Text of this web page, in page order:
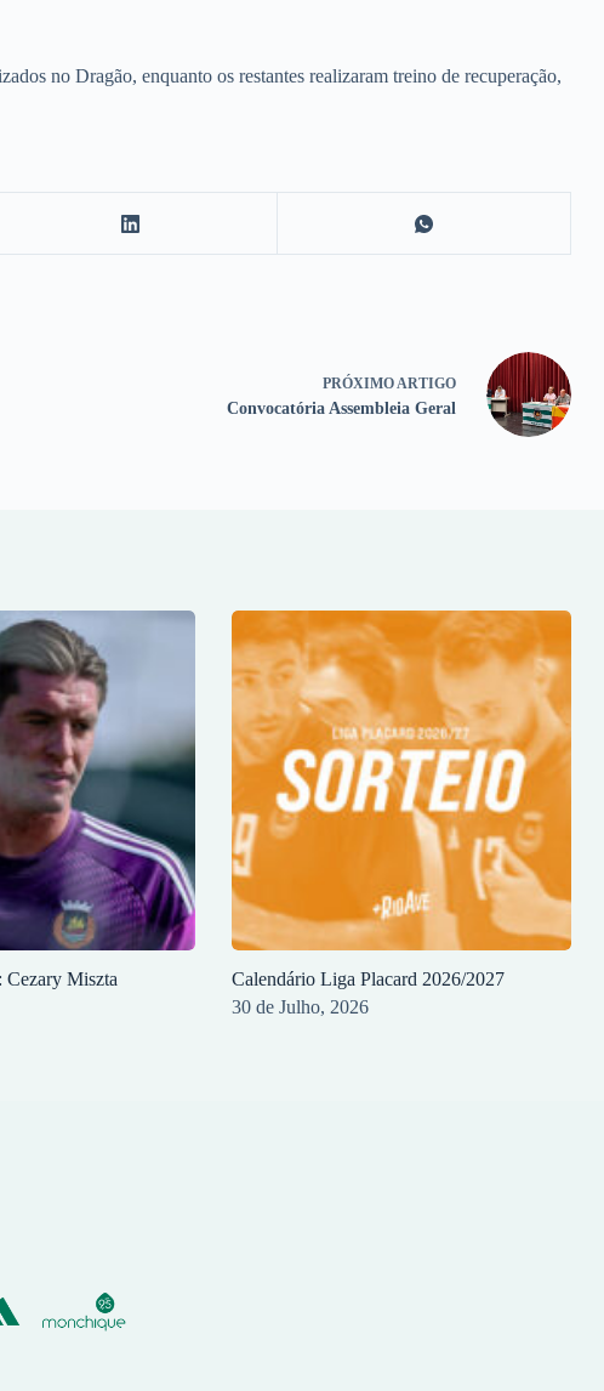
no Dragão, enquanto os restantes realizaram treino de recuperação,
PRÓXIMO ARTIGO
Convocatória Assembleia Geral
Cezary Miszta
Calendário Liga Placard 2026/2027
30 de Julho, 2026